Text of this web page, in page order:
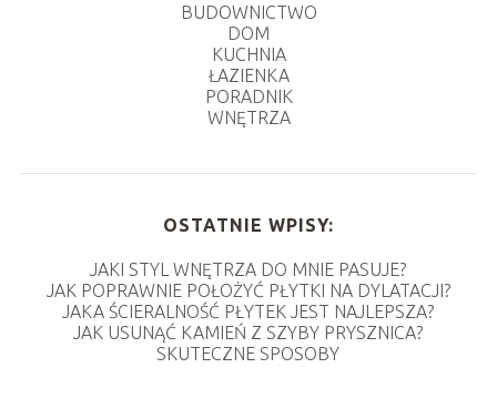
BUDOWNICTWO
DOM
KUCHNIA
ŁAZIENKA
PORADNIK
WNĘTRZA
OSTATNIE WPISY:
JAKI STYL WNĘTRZA DO MNIE PASUJE?
JAK POPRAWNIE POŁOŻYĆ PŁYTKI NA DYLATACJI?
JAKA ŚCIERALNOŚĆ PŁYTEK JEST NAJLEPSZA?
JAK USUNĄĆ KAMIEŃ Z SZYBY PRYSZNICA?
SKUTECZNE SPOSOBY